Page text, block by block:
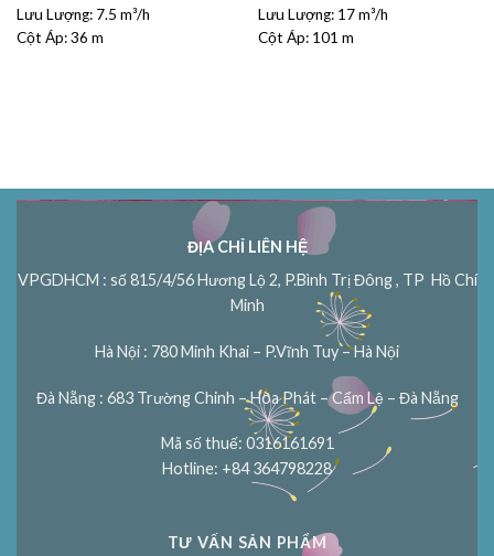
Lưu Lượng: 7.5 m³/h
Cột Áp:36 m
Lưu Lượng: 17 m³/h
Cột Áp: 101 m
ĐỊA CHỈ LIÊN HỆ
VPGDHCM : số 815/4/56 Hương Lộ 2, P.Bình Trị Đông , TP Hồ Chí
Minh
Hà Nội : 780 Minh Khai – P.Vĩnh Tuy – Hà Nội
Đà Nẵng : 683 Trường Chinh – Hòa Phát – Cẩm Lệ – Đà Nẵng
Mã số thuế: 0316161691
Hotline: +84 364798228
TƯ VẤN SẢN PHẨM